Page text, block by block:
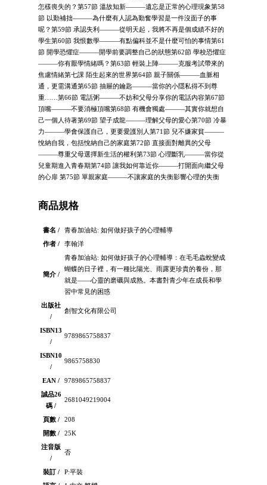
怎樣喪失的？第57節 溫故知新———遺忘是正常的心理現象第58
節 以勤補拙———為什麼有人認為勤奮學習是一件沒面子的事
呢？第59節 承認失利———從明天起，我將不再是個成績不好的
學生第60節 我恨數學———有點偏科並不是什麼可怕的事情第61
節 開學恐懼症———開學前要調整自己的狀態第62節 學校恐懼症
———你有厭學情緒嗎？第63節 輕裝上陣———克服考試帶來的
焦慮情緒第七課 陌生起來的世界第64節 親子關係———血脈相
通，更需溝通第65節 抽屜的鑰匙———當你的小隱私得不到尊
重……第66節 電話粥———不妨和父母分享你的電話內容第67節
頂嘴———不要消極頂嘴第68節 有機會獨處———其實你就想自
己一個人待著第69節 望子成龍———理解父母的愛心第70節 冷暴
力———學會保護自己，更要愛護別人第71節 兒不嫌家貧———
悅納自我，包括悅納自己的家庭第72節 直接面對離異的父母
———尊重父母選擇新生活的權利第73節 心理斷乳———當你從
兒童期進入青春期第74節 讓我如何靠近你———打開面向繼父母
的心扉 第75節 單親家庭———不讓家庭的失衡影響心理的失衡
商品規格
書名 /
青春加油站: 如何做好孩子的心理輔導
作者 /
李翰洋
簡介 /
青春加油站: 如何做好孩子的心理輔導：在毛毛蟲蛻變成
蝴蝶的日子裡，有一種比陽光、雨露更珍貴的養份，那
就是——心靈的磨礪與成熟。本書對青少年在成長和學
習中常見的困惑
出版社
/
創智文化有限公司
ISBN13
/
9789865758837
ISBN10
/
9865758830
EAN /
9789865758837
誠品26
碼 /
2681049219004
頁數 /
208
開數 /
25K
注音版
/
否
裝訂 /
P:平裝